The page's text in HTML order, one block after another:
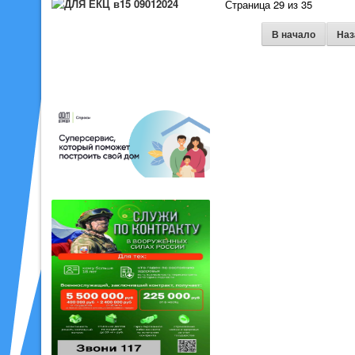
Страница 29 из 35
В начало